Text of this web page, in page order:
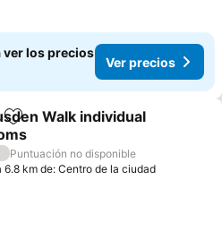
ver los precios
Ver precios
Añadir a favoritos
Walk individual
Puntuación no disponible
6.8 km de: Centro de la ciudad